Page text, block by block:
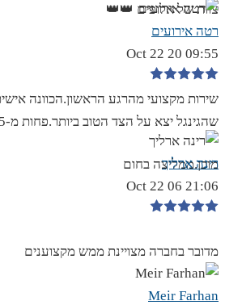
צוות של אלופים 👑👑
רטה אירועים
09:55 20 Oct 22
שירות מקצועי מהרגע הראשון.הכוונה
מוכן.ממליצה בחום
רינה ארליך
21:06 06 Oct 22
מדובר בחברה מצויינת ממש מקצוענים
Meir Farhan